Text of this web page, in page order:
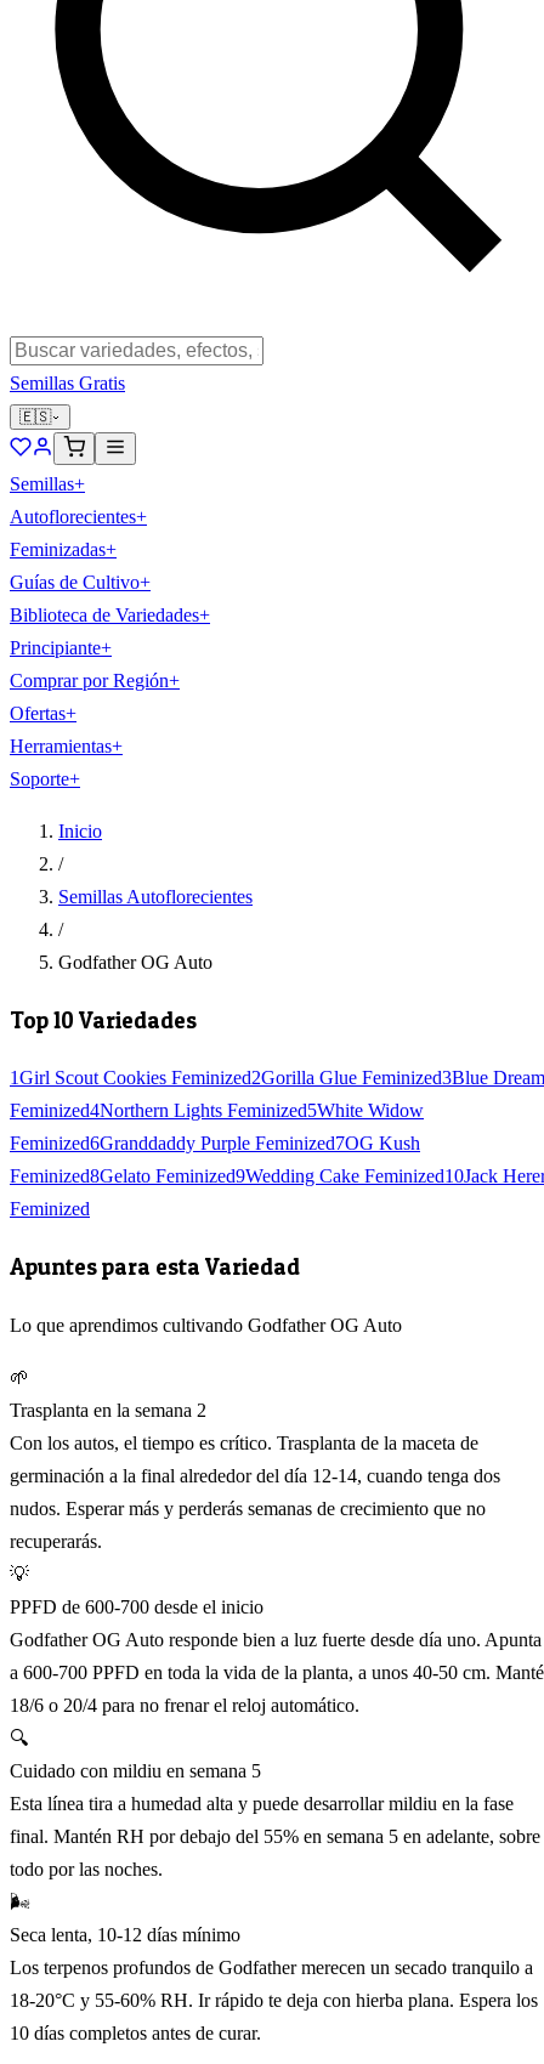
Semillas Gratis
🇪🇸
Semillas+
Autoflorecientes+
Feminizadas+
Guías de Cultivo+
Biblioteca de Variedades+
Principiante+
Comprar por Región+
Ofertas+
Herramientas+
Soporte+
Inicio
/
Semillas Autoflorecientes
/
Godfather OG Auto
Top 10 Variedades
1Girl Scout Cookies Feminized2Gorilla Glue Feminized3Blue Dream
Feminized4Northern Lights Feminized5White Widow
Feminized6Granddaddy Purple Feminized7OG Kush
Feminized8Gelato Feminized9Wedding Cake Feminized10Jack
Feminized
Apuntes para esta Variedad
Lo que aprendimos cultivando Godfather OG Auto
🌱
Trasplanta en la semana 2
Con los autos, el tiempo es crítico. Trasplanta de la maceta de
germinación a la final alrededor del día 12-14, cuando tenga dos
nudos. Esperar más y perderás semanas de crecimiento que no
recuperarás.
💡
PPFD de 600-700 desde el inicio
Godfather OG Auto responde bien a luz fuerte desde día uno. Apunta
a 600-700 PPFD en toda la vida de la planta, a unos 40-50 cm.
18/6 o 20/4 para no frenar el reloj automático.
🔍
Cuidado con mildiu en semana 5
Esta línea tira a humedad alta y puede desarrollar mildiu en la fase
final. Mantén RH por debajo del 55% en semana 5 en adelante, sobre
todo por las noches.
🌬️
Seca lenta, 10-12 días mínimo
Los terpenos profundos de Godfather merecen un secado tranquilo a
18-20°C y 55-60% RH. Ir rápido te deja con hierba plana. Espera los
10 días completos antes de curar.